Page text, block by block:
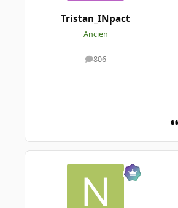
Tristan_INpact
Ancien
806
messages